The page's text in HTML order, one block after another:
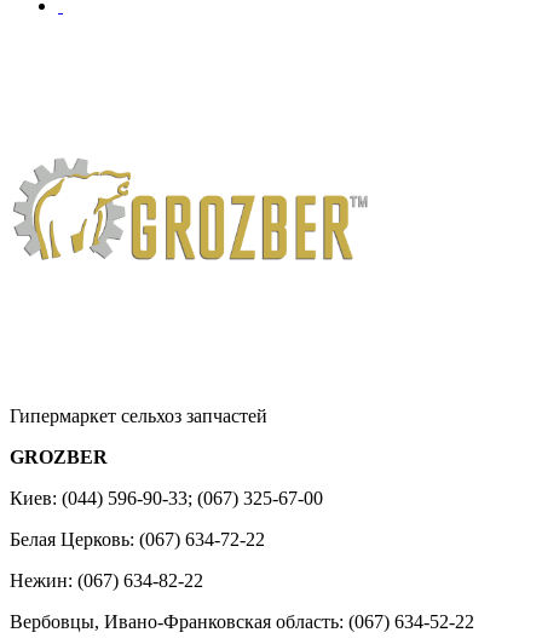
Гипермаркет сельхоз запчастей
GROZBER
Киев: (044) 596-90-33; (067) 325-67-00
Белая Церковь: (067) 634-72-22
Нежин: (067) 634-82-22
Вербовцы, Ивано-Франковская область: (067) 634-52-22